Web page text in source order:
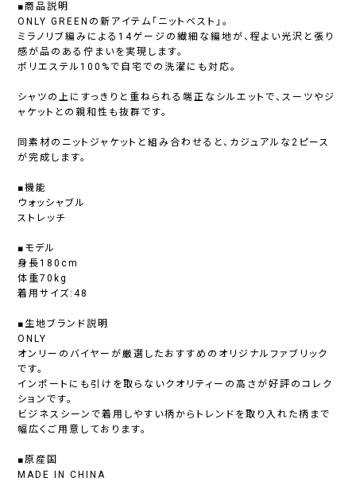
■商品説明
ONLY GREENの新アイテム「ニットベスト」。
ミラノリブ編みによる14ゲージの繊細な編地が、程よい光沢と張り
感が品のある佇まいを実現します。
ポリエステル100%で自宅での洗濯にも対応。
シャツの上にすっきりと重ねられる端正なシルエットで、スーツやジ
ャケットとの親和性も抜群です。
同素材のニットジャケットと組み合わせると、カジュアルな2ピース
が完成します。
■機能
ウォッシャブル
ストレッチ
■モデル
身長180cm
体重70kg
着用サイズ:48
■生地ブランド説明
ONLY
オンリーのバイヤーが厳選したおすすめのオリジナルファブリック
です。
インポートにも引けを取らないクオリティーの高さが好評のコレク
ションです。
ビジネスシーンで着用しやすい柄からトレンドを取り入れた柄まで
幅広くご用意しております。
■原産国
MADE IN CHINA